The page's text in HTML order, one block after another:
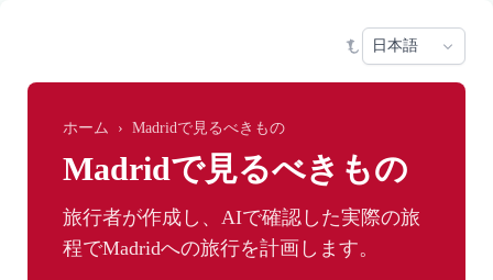
ホーム › Madridで見るべきもの
Madridで見るべきもの
旅行者が作成し、AIで確認した実際の旅
程でMadridへの旅行を計画します。